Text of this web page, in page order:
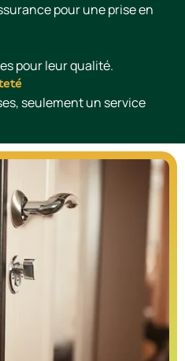
pour une prise en
pour leur qualité.
seulement un service